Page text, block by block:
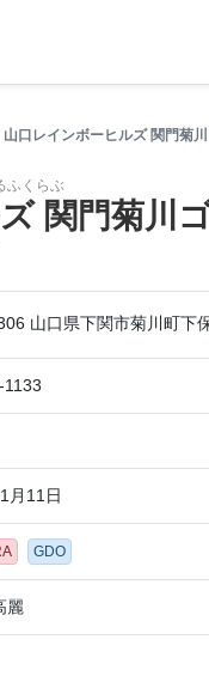
山口レインボーヒルズ 関門菊
ふくらぶ
関門菊川
山口県下関市菊川町下
月11日
GDO
麗